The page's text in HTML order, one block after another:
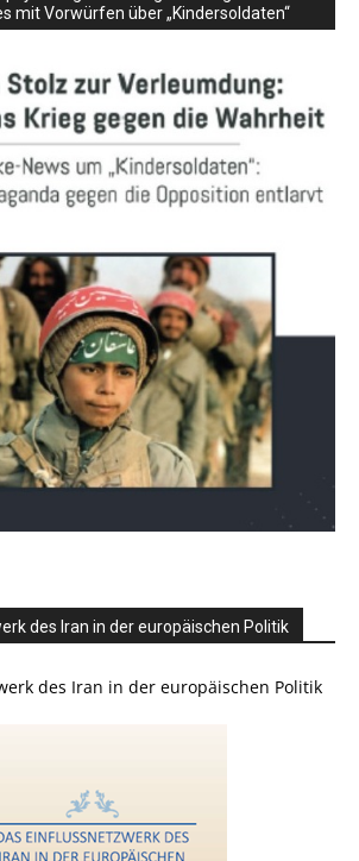
mit Vorwürfen über „Kindersoldaten“
des Iran in der europäischen Politik
des Iran in der europäischen Politik